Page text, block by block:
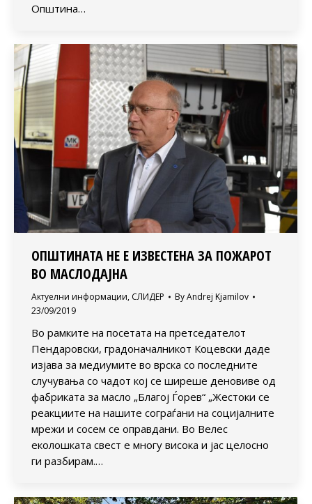
Општина…
ОПШТИНАТА НЕ Е ИЗВЕСТЕНА ЗА ПОЖАРОТ
ВО МАСЛОДАЈНА
Актуелни информации, СЛИДЕР ByAndrej Kjamilov
23/09/2019
Во рамките на посетата на претседателот
Пендаровски, градоначалникот Коцевски даде
изјава за медиумите во врска со последните
случувања со чадот кој се ширеше деновиве од
фабриката за масло „Благој Ѓорев“ „Жестоки се
реакциите на нашите сограѓани на социјалните
мрежи и сосем се оправдани. Во Велес
еколошката свест е многу висока и јас целосно
ги разбирам.…